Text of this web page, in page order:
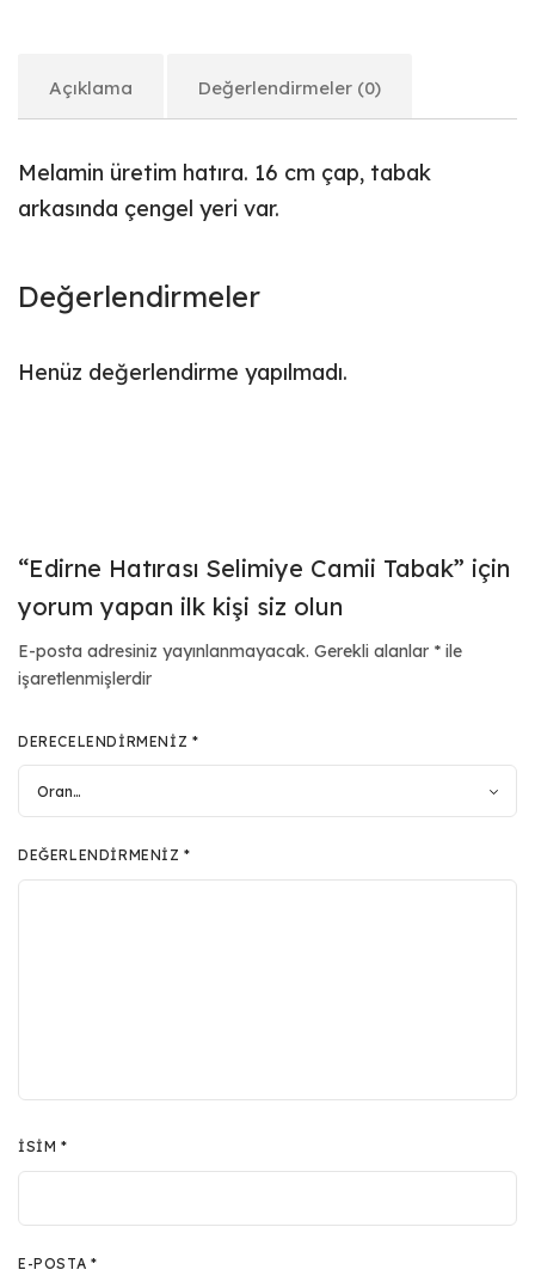
Açıklama Değerlendirmeler (0)
Melamin üretim hatıra. 16 cm çap, tabak
arkasında çengel yeri var.
Değerlendirmeler
Henüz değerlendirme yapılmadı.
“Edirne Hatırası Selimiye Camii Tabak” için
yorum yapan ilk kişi siz olun
E-posta adresiniz yayınlanmayacak. Gerekli alanlar * ile
işaretlenmişlerdir
DERECELENDIRMENIZ *
DEĞERLENDIRMENIZ*
İSIM*
E-POSTA *